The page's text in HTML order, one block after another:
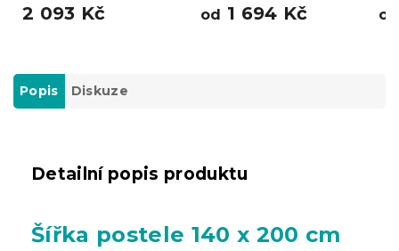
2 093 Kč od 1 694 Kč od
Popis Diskuze
Detailní popis produktu
Šířka postele 140 x 200 cm